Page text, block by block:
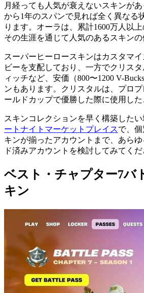
月経っても人気が衰えないスキンが
から1年のスパンで見れば全く異なる
ります。オーラは、累計1600万人以
その生涯を通じて人気のあるスキンの
スーパーヒーロースキンはカスタマ
ビーを支配しており、一方でクリス
ィッチなど、安価（800〜1200 V-
ンもあります。クリスタルは、プロ
ールドカップで優勝した際に使用した
スキンコレクションを早く構築したい
ートナイトマーケットプレイスで、
キンが揃ったアカウントまで、あら
ド済みアカウントを検討してみてくだ
ベスト・チャプター7バ
キン